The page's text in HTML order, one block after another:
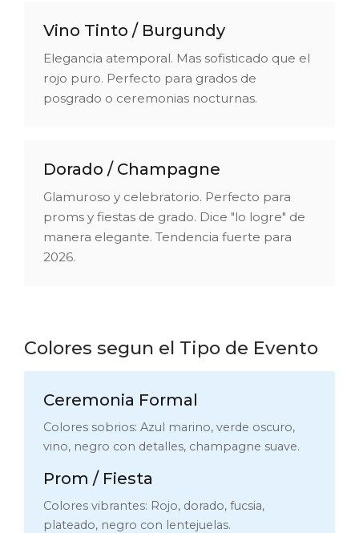
Vino Tinto / Burgundy
Elegancia atemporal. Mas sofisticado que el
rojo puro. Perfecto para grados de
posgrado o ceremonias nocturnas.
Dorado / Champagne
Glamuroso y celebratorio. Perfecto para
proms y fiestas de grado. Dice "lo logre" de
manera elegante. Tendencia fuerte para
2026.
Colores segun el Tipo de Evento
Ceremonia Formal
Colores sobrios: Azul marino, verde oscuro,
vino, negro con detalles, champagne suave.
Prom / Fiesta
Colores vibrantes: Rojo, dorado, fucsia,
plateado, negro con lentejuelas.